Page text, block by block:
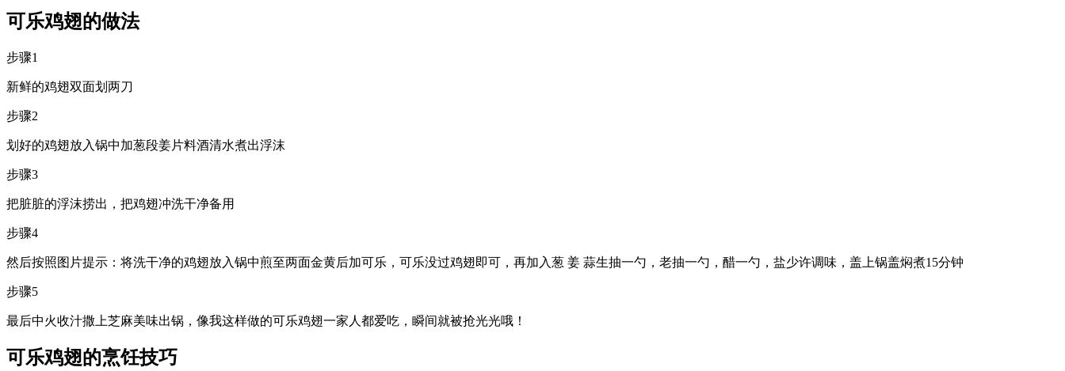
可乐鸡翅的做法
步骤1
新鲜的鸡翅双面划两刀
步骤2
划好的鸡翅放入锅中加葱段姜片料酒清水煮出浮沫
步骤3
把脏脏的浮沫捞出，把鸡翅冲洗干净备用
步骤4
然后按照图片提示：将洗干净的鸡翅放入锅中煎至两面金黄后加可乐，可乐没过鸡翅即可，再加入葱 姜 蒜生抽一勺，老抽一勺，醋一勺，盐少许调味，盖上锅盖焖煮15分钟
步骤5
最后中火收汁撒上芝麻美味出锅，像我这样做的可乐鸡翅一家人都爱吃，瞬间就被抢光光哦！
可乐鸡翅的烹饪技巧